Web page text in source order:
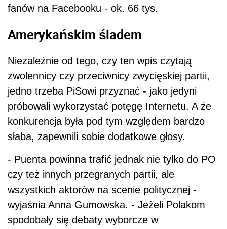
fanów na Facebooku - ok. 66 tys.
Amerykańskim śladem
Niezależnie od tego, czy ten wpis czytają
zwolennicy czy przeciwnicy zwycięskiej partii,
jedno trzeba PiSowi przyznać - jako jedyni
próbowali wykorzystać potęgę Internetu. A że
konkurencja była pod tym względem bardzo
słaba, zapewnili sobie dodatkowe głosy.
- Puenta powinna trafić jednak nie tylko do PO
czy też innych przegranych partii, ale
wszystkich aktorów na scenie politycznej -
wyjaśnia Anna Gumowska. - Jeżeli Polakom
spodobały się debaty wyborcze w